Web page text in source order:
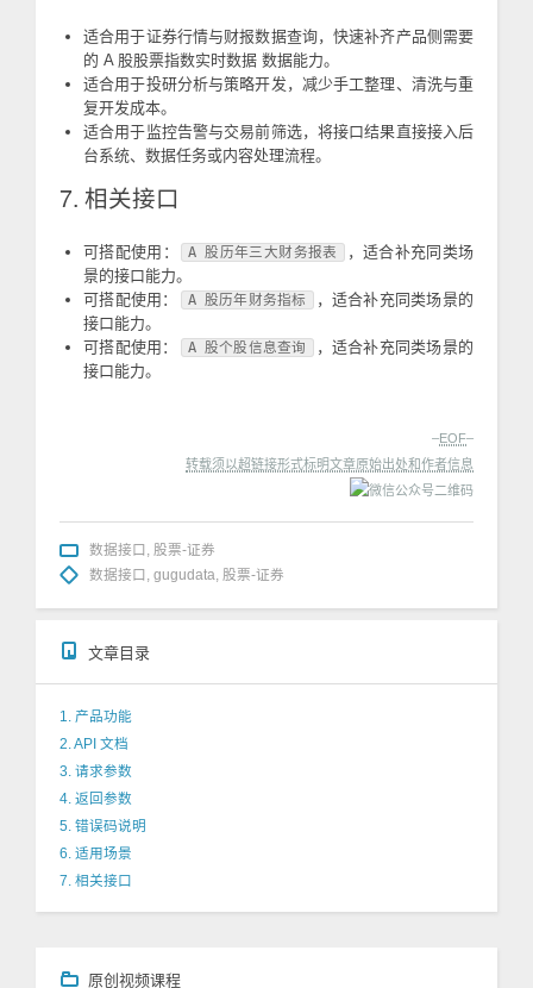
适合用于证券行情与财报数据查询，快速补齐产品侧需要
的 A 股股票指数实时数据 数据能力。
适合用于投研分析与策略开发，减少手工整理、清洗与重
复开发成本。
适合用于监控告警与交易前筛选，将接口结果直接接入后
台系统、数据任务或内容处理流程。
7. 相关接口
可搭配使用： A 股历年三大财务报表
，适合补充同类场
景的接口能力。
可搭配使用：
A 股历年财务指标
，适合补充同类场景的
接口能力。
可搭配使用：
A 股个股信息查询
，适合补充同类场景的
接口能力。
–EOF–
转载须以超链接形式标明文章原始出处和作者信息
数据接口
股票-证券
数据接口 gugudata 股票-证券
文章目录
1. 产品功能
2. API 文档
3. 请求参数
4. 返回参数
5. 错误码说明
6. 适用场景
7. 相关接口
原创视频课程